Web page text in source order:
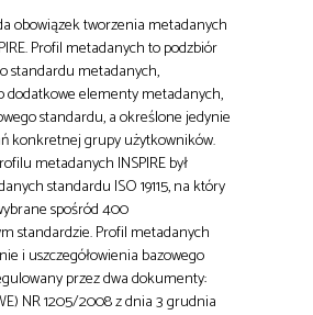
obowiązek tworzenia metadanych
Profil metadanych to podzbiór
standardu metadanych,
dodatkowe elementy metadanych,
standardu, a określone jedynie
konkretnej grupy użytkowników.
metadanych INSPIRE był
standardu ISO 19115, na który
spośród 400
standardzie. Profil metadanych
i uszczegółowienia bazowego
przez dwa dokumenty:
NR 1205/2008 z dnia 3 grudnia